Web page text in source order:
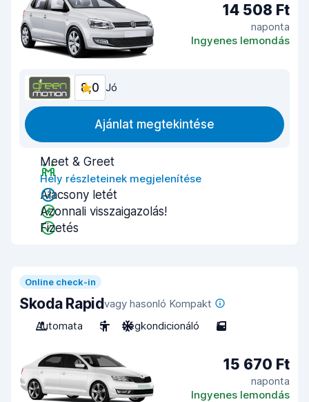
14 508 Ft
naponta
Ingyenes lemondás
8,0 Jó
Ajánlat megtekintése
Meet & Greet
Hely részleteinek megjelenítése
Alacsony letét
Azonnali visszaigazolás!
Fizetés
Online check-in
Skoda Rapidvagy hasonló Kompakt
Automata
5 Légkondicionáló 5
15 670 Ft
naponta
Ingyenes lemondás